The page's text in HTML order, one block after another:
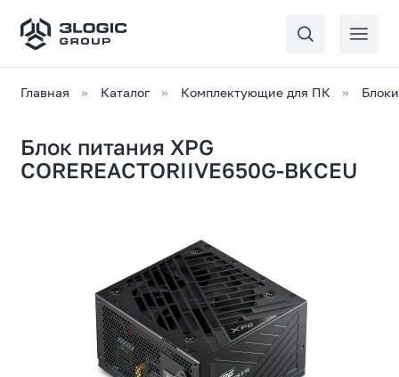
Главная Каталог Комплектующие для ПК
Блок питания XPG
COREREACTORIIVE650G-BKCEU